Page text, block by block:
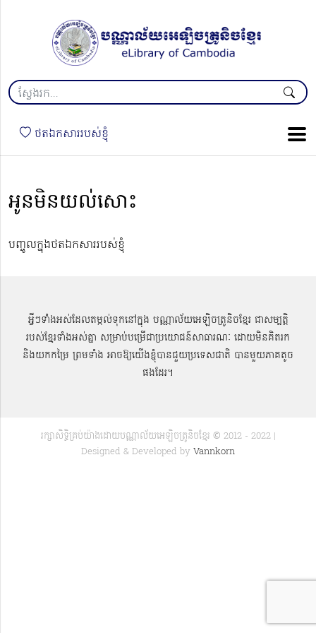
ថតឯកសាររបស់ខ្ញុំ
អូនមិនយល់សោះ
បញ្ចូលក្នុងថតឯកសាររបស់ខ្ញុំ
អ្វីៗទាំងអស់ដែលតម្កល់ទុកនៅក្នុង បណ្ណាល័យអេឡិចត្រូនិចខ្មែរ ជាសម្បតិ្ត
របស់ខ្មែរទាំងអស់គ្នា សម្រាប់បម្រើជាប្រយោជន៍សាធារណៈ ដោយមិនគិតរក
និងយកកម្រៃ ព្រមទាំង អាចឱ្យយើងខ្ញុំបានជួយប្រទេសជាតិ បានមួយភាគតូច
ផងដែរ។
រក្សាសិទ្ធិគ្រប់យ៉ាងដោយបណ្ណាល័យអេឡិចត្រូនិចខ្មែរ © 2012 - 2022 |
Designed & Developed by Vannkorn